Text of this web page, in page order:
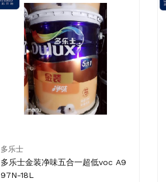
多乐士
多乐士金装净味五合一超低voc A9
97N-18L